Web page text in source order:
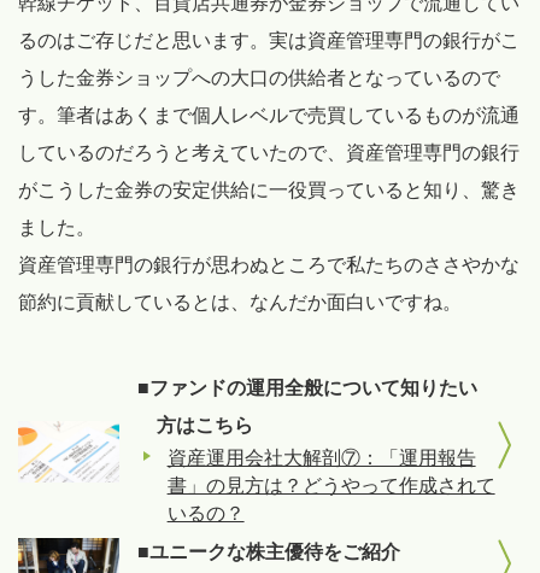
るのはご存じだと思います。実は資産管理専門の銀行がこ
うした⾦券ショップへの大口の供給者となっているので
す。筆者はあくまで個人レベルで売買しているものが流通
しているのだろうと考えていたので、資産管理専門の銀行
がこうした金券の安定供給に一役買っていると知り、驚き
ました。
資産管理専門の銀行が思わぬところで私たちのささやかな
節約に貢献しているとは、なんだか面白いですね。
■ファンドの運用全般について知りたい
方はこちら
資産運用会社大解剖⑦：「運用報告
書」の見方は？どうやって作成されて
いるの？
■ユニークな株主優待をご紹介